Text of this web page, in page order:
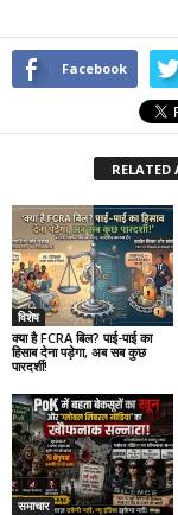
Facebook
RELATED
विशेष
क्या है FCRA बिल? पाई-पाई का
हिसाब देना पड़ेगा, अब सब कुछ
पारदर्शी!
समाचार